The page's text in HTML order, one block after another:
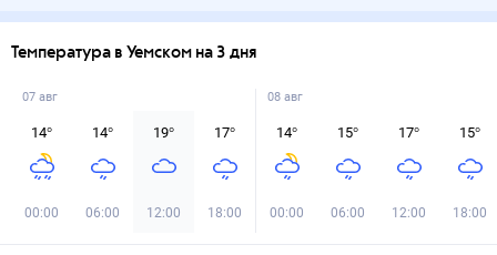
Температура в Уемском на 3 дня
07 авг
14°
00:00
14°
06:00
19°
12:00
17°
18:00
08 авг
14°
00:00
15°
06:00
17°
12:00
15°
18:00